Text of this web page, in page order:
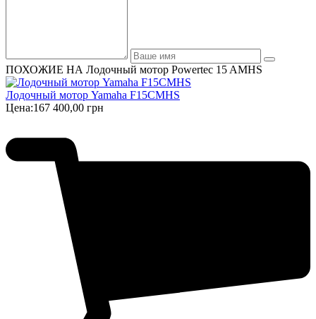
ПОХОЖИЕ НА Лодочный мотор Powertec 15 AMHS
Лодочный мотор Yamaha F15CMHS
Цена:167 400,00 грн